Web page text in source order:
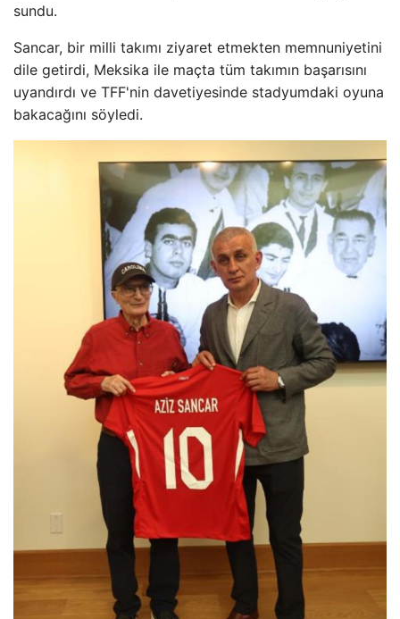
sundu.
Sancar, bir milli takımı ziyaret etmekten memnuniyetini
dile getirdi, Meksika ile maçta tüm takımın başarısını
uyandırdı ve TFF'nin davetiyesinde stadyumdaki oyuna
bakacağını söyledi.